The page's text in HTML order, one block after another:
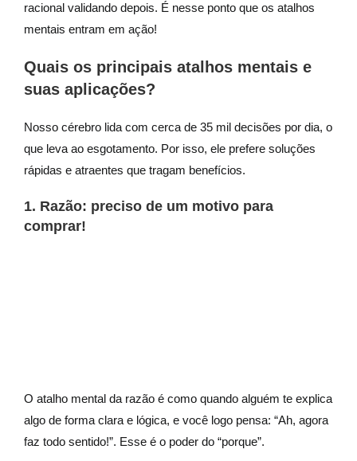
racional validando depois. É nesse ponto que os atalhos
mentais entram em ação!
Quais os principais atalhos mentais e
suas aplicações?
Nosso cérebro lida com cerca de 35 mil decisões por dia, o
que leva ao esgotamento. Por isso, ele prefere soluções
rápidas e atraentes que tragam benefícios.
1. Razão: preciso de um motivo para
comprar!
O atalho mental da razão é como quando alguém te explica
algo de forma clara e lógica, e você logo pensa: “Ah, agora
faz todo sentido!”. Esse é o poder do “porque”.